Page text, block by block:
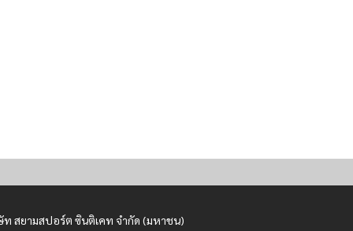
สยามสปอร์ต ซินติเคท จำกัด (มหาชน)